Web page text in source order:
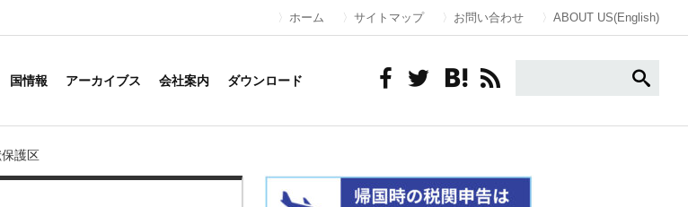
ホーム サイトマップ お問い合わせ ABOUT US(English)
国情報 アーカイブス 会社案内 ダウンロード
護区